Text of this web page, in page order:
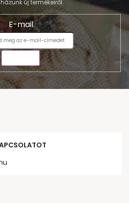
új termékeiről.
E-mail